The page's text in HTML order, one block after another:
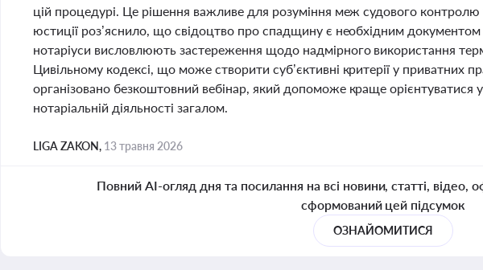
цій процедурі. Це рішення важливе для розуміння меж судового контролю
юстиції роз’яснило, що свідоцтво про спадщину є необхідним
нотаріуси висловлюють застереження щодо надмірного використання
Цивільному кодексі, що може створити суб’єктивні критерії у приватних
організовано безкоштовний вебінар, який допоможе краще орієнтуватися
нотаріальній діяльності загалом.
LIGA ZAKON, 13 травня 2026
Повний AI-огляд дня та посилання на всі новини, статті, відео,
сформований цей підсумок
ОЗНАЙОМИТИСЯ